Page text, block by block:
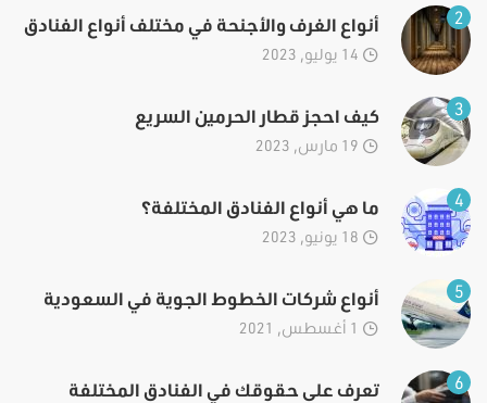
2 أنواع الغرف والأجنحة في مختلف أنواع الفنادق
3 كيف احجز قطار الحرمين السريع
4 ما هي أنواع الفنادق المختلفة؟
5 أنواع شركات الخطوط الجوية في السعودية
6 تعرف على حقوقك في الفنادق المختلفة